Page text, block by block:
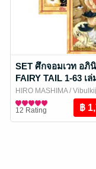
SET ศึกจอมเวท อภิ
FAIRY TAIL 1-63 เล่
(จบ)
HIRO MASHIMA/ Vibulkij
Publishing
การ์ตูนทั่วไป
12 Rating